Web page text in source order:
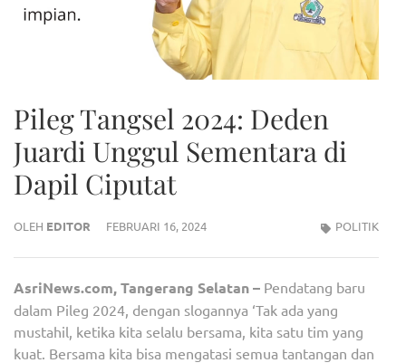
Pileg Tangsel 2024: Deden
Juardi Unggul Sementara di
Dapil Ciputat
OLEH EDITOR FEBRUARI 16, 2024 POLITIK
AsriNews.com, Tangerang Selatan – Pendatang baru
dalam Pileg 2024, dengan slogannya ‘Tak ada yang
mustahil, ketika kita selalu bersama, kita satu tim yang
kuat. Bersama kita bisa mengatasi semua tantangan dan